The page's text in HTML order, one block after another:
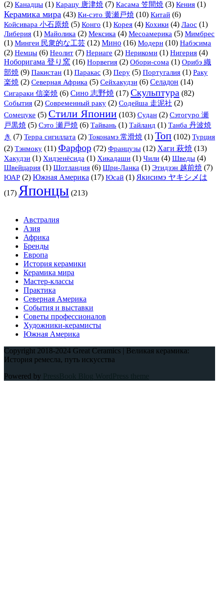
(2) Канадцы (1) Карацу 唐津焼 (7) Касама 笠間焼 (3) Кения (1)
Керамика мира (43) Ки-сэто 黄瀬戸焼 (10) Китай (6)
Койсивара 小石原焼 (5) Конго (1) Корея (4) Кохики (4) Лаос (1)
Либерия (1) Майолика (2) Мексика (4) Месоамерика (5) Мимбрес
(1) Мингеи 民衆的な工芸 (12) Мино (16) Модерн (10) Набэсима
(2) Немцы (6) Неолит (7) Нериаге (2) Нерикоми (1) Нигерия (4)
Ноборигама 登り窯 (16) Норвегия (2) Обори-сома (1) Орибэ 織
部焼 (9) Пакистан (1) Паракас (3) Перу (5) Португалия (1) Раку
楽焼 (2) Северная Африка (5) Сейхакудзи (6) Селадон (14)
Сигараки 信楽焼 (6) Сино 志野焼 (17) Скульптура (82)
События (2) Современный раку (2) Содейша 走泥社 (2)
Сомецуке (5) Стили Японии (103) Судан (2) Сэтогуро 瀬
戸黒焼 (5) Сэто 瀬戸焼 (6) Тайвань (1) Тайланд (1) Танба 丹波焼
き (7) Терра сигиллата (2) Токонамэ 常滑焼 (1) Топ (102) Турция
(2) Тэнмоку (11) Фарфор (72) Французы (12) Хаги 萩焼 (13)
Хакудзи (1) Хидзенёсида (1) Хикадаши (1) Чили (4) Шведы (4)
Швейцария (1) Шотландия (6) Шри-Ланка (1) Этидзэн 越前焼 (7)
ЮАР (2) Южная Америка (17) Юсай (1) Якисимэ ヤキシメは
(17) Японцы (213)
Австралия
Азия
Африка
Бренды
Европа
История керамики
Керамика мира
Мастер-классы
Практика
Северная Америка
События и выставки
Советы профессионалов
Художники-керамисты
Южная Америка
Copyright 2018-2024 Great Ceramics | Великая керамика:
История ремесла, путь искусства
Powered by